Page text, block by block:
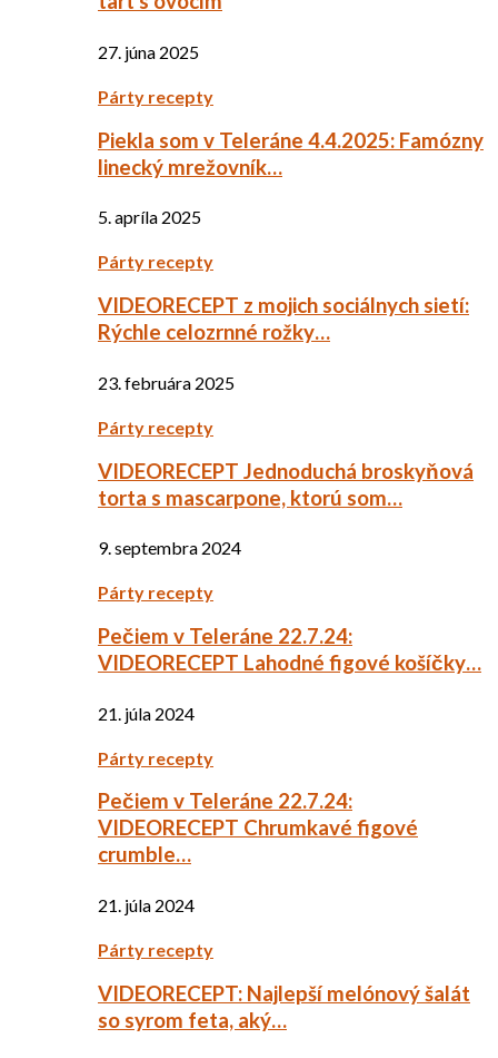
27. júna 2025
Párty recepty
Piekla som v Teleráne 4.4.2025: Famózny
linecký mrežovník…
5. apríla 2025
Párty recepty
VIDEORECEPT z mojich sociálnych sietí:
Rýchle celozrnné rožky…
23. februára 2025
Párty recepty
VIDEORECEPT Jednoduchá broskyňová
torta s mascarpone, ktorú som…
9. septembra 2024
Párty recepty
Pečiem v Teleráne 22.7.24:
VIDEORECEPT Lahodné figové košíčky…
21. júla 2024
Párty recepty
Pečiem v Teleráne 22.7.24:
VIDEORECEPT Chrumkavé figové
crumble…
21. júla 2024
Párty recepty
VIDEORECEPT: Najlepší melónový šalát
so syrom feta, aký…